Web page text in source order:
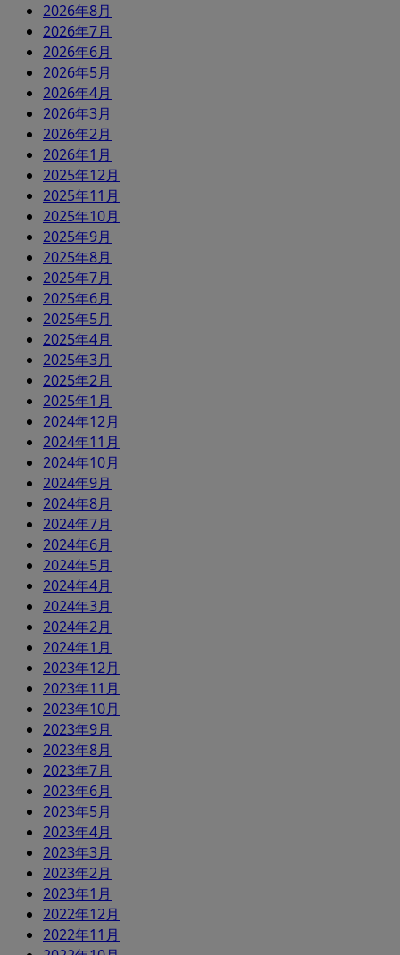
2026年8月
2026年7月
2026年6月
2026年5月
2026年4月
2026年3月
2026年2月
2026年1月
2025年12月
2025年11月
2025年10月
2025年9月
2025年8月
2025年7月
2025年6月
2025年5月
2025年4月
2025年3月
2025年2月
2025年1月
2024年12月
2024年11月
2024年10月
2024年9月
2024年8月
2024年7月
2024年6月
2024年5月
2024年4月
2024年3月
2024年2月
2024年1月
2023年12月
2023年11月
2023年10月
2023年9月
2023年8月
2023年7月
2023年6月
2023年5月
2023年4月
2023年3月
2023年2月
2023年1月
2022年12月
2022年11月